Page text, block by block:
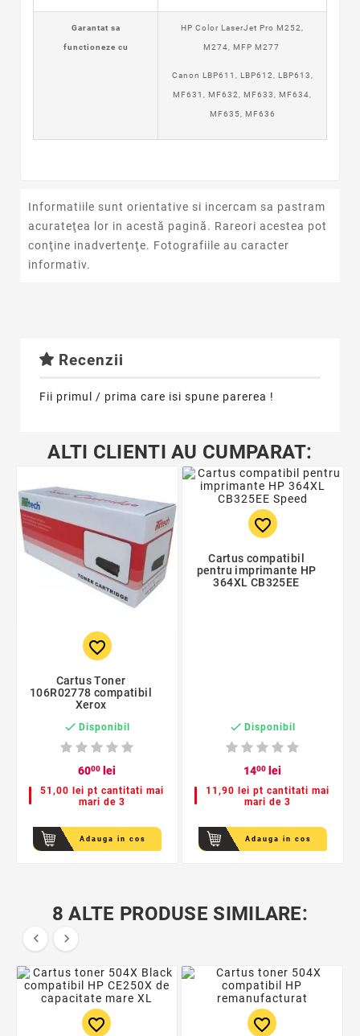
Garantat sa
functioneze cu
HP Color LaserJet Pro M252,
M274, MFP M277
Canon LBP611, LBP612, LBP613,
MF631, MF632, MF633, MF634,
MF635, MF636
Informatiile sunt orientative si incercam sa pastram
acurateţea lor in acestă pagină. Rareori acestea pot
conţine inadvertenţe. Fotografiile au caracter
informativ.
Recenzii
Fii primul / prima care isi spune parerea !
ALTI CLIENTI AU CUMPARAT:
favorite_border
Cartus Toner
106R02778 compatibil
Xerox
 Disponibil
6000 lei
51,00 lei pt cantitati mai
mari de 3
Adauga in cos
favorite_border
Cartus compatibil
pentru imprimante HP
364XL CB325EE
 Disponibil
1400 lei
11,90 lei pt cantitati mai
mari de 3
Adauga in cos
8 ALTE PRODUSE SIMILARE:
 
favorite_border favorite_border